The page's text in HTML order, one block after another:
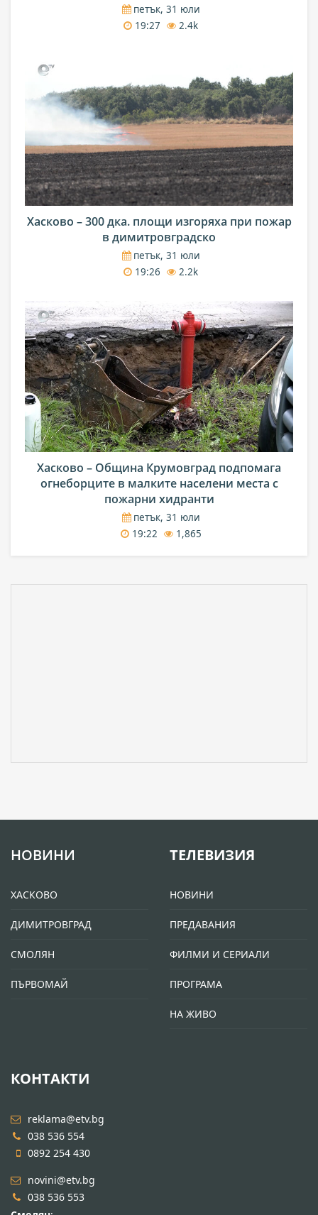
петък, 31 юли
19:27
2.4k
Хасково – 300 дка. площи изгоряха при пожар
в димитровградско
петък, 31 юли
19:26
2.2k
Хасково – Община Крумовград подпомага
огнеборците в малките населени места с
пожарни хидранти
петък, 31 юли
19:22
1,865
НОВИНИ
ХАСКОВО
ДИМИТРОВГРАД
СМОЛЯН
ПЪРВОМАЙ
ТЕЛЕВИЗИЯ
НОВИНИ
ПРЕДАВАНИЯ
ФИЛМИ И СЕРИАЛИ
ПРОГРАМА
НА ЖИВО
КОНТАКТИ
reklama@etv.bg
038 536 554
0892 254 430
novini@etv.bg
038 536 553